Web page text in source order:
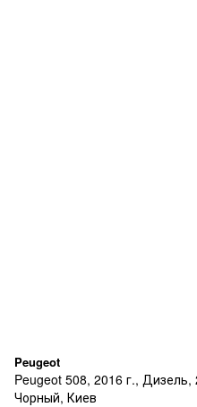
Peugeot
Peugeot 508, 2016 г.,
Чорный, Киев